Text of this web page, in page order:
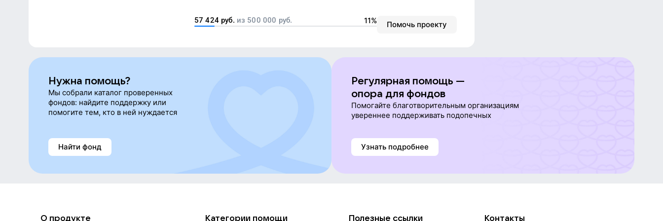
семей с детьми, затронутых ВИЧ и другими СЗЗ.
57 424 руб. из 500 000 руб. 11% Помочь проекту
Нужна помощь?
Мы собрали каталог проверенных
фондов: найдите поддержку или
помогите тем, кто в ней нуждается
Найти фонд
Регулярная помощь —
опора для фондов
Помогайте благотворительным организациям
увереннее поддерживать подопечных
Узнать подробнее
О продукте Категории помощи Полезные ссылки Контакты